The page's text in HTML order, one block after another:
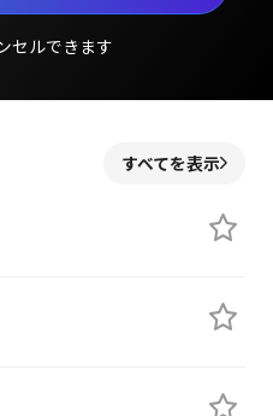
セルできます
すべてを表示